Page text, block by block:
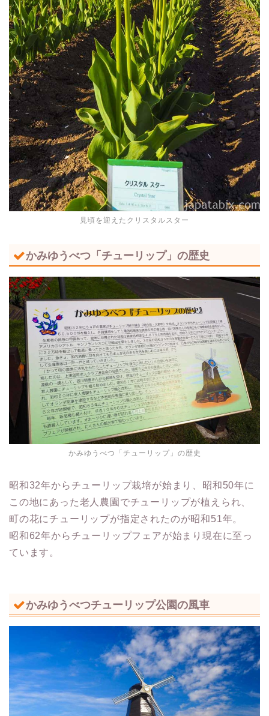
見頃を迎えたクリスタルスター
かみゆうべつ「チューリップ」の歴史
かみゆうべつ「チューリップ」の歴史
昭和32年からチューリップ栽培が始まり、昭和50年に
この地にあった老人農園でチューリップが植えられ、
町の花にチューリップが指定されたのが昭和51年。
昭和62年からチューリップフェアが始まり現在に至っ
ています。
かみゆうべつチューリップ公園の風車